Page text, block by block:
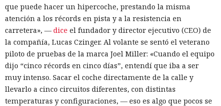
que puede hacer un hipercoche, prestando la misma
atención a los récords en pista y a la resistencia en
carretera», —dice el fundador y director ejecutivo (CEO) de
la compañía, Lucas Czinger. Al volante se sentó el veterano
piloto de pruebas de la marca Joel Miller: «Cuando el equipo
dijo “cinco récords en cinco días”, entendí que iba a ser
muy intenso. Sacar el coche directamente de la calle y
llevarlo a cinco circuitos diferentes, con distintas
temperaturas y configuraciones, — eso es algo que pocos se